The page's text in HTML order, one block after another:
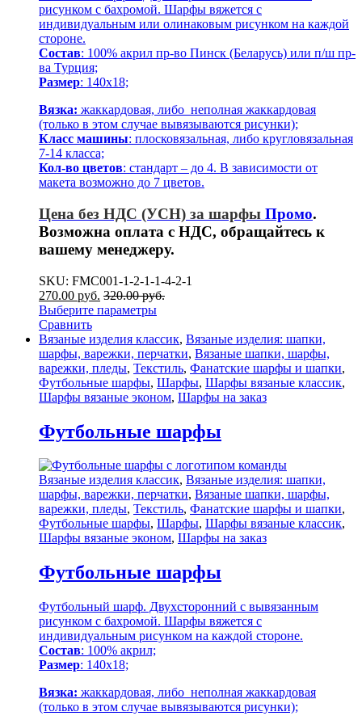
рисунком с бахромой. Шарфы вяжется с
индивидуальным или олинаковым рисунком на каждой
стороне.
Состав: 100% акрил пр-во Пинск (Беларусь) или п/ш пр-
ва Турция;
Размер: 140х18;
Вязка: жаккардовая, либо неполная жаккардовая
(только в этом случае вывязываются рисунки);
Класс машины: плосковязальная, либо кругловязальная
7-14 класса;
Кол-во цветов: стандарт – до 4. В зависимости от
макета возможно до 7 цветов.
Цена без НДС (УСН) за шарфы Промо.
Возможна оплата с НДС, обращайтесь к
вашему менеджеру.
SKU: FMC001-1-2-1-1-4-2-1
270.00 руб. 320.00руб.
Выберите параметры
Сравнить
Вязаные изделия классик, Вязаные изделия: шапки,
шарфы, варежки, перчатки, Вязаные шапки, шарфы,
варежки, пледы, Текстиль, Фанатские шарфы и шапки,
Футбольные шарфы, Шарфы, Шарфы вязаные классик,
Шарфы вязаные эконом, Шарфы на заказ
Футбольные шарфы
Вязаные изделия классик, Вязаные изделия: шапки,
шарфы, варежки, перчатки, Вязаные шапки, шарфы,
варежки, пледы, Текстиль, Фанатские шарфы и шапки,
Футбольные шарфы, Шарфы, Шарфы вязаные классик,
Шарфы вязаные эконом, Шарфы на заказ
Футбольные шарфы
Футбольный шарф. Двухсторонний с вывязанным
рисунком с бахромой. Шарфы вяжется с
индивидуальным рисунком на каждой стороне.
Состав: 100% акрил;
Размер: 140х18;
Вязка: жаккардовая, либо неполная жаккардовая
(только в этом случае вывязываются рисунки);